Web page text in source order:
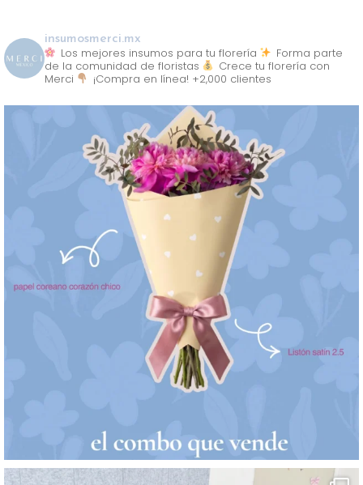
insumosmerci.mx
Los mejores insumos para tu florería
Forma parte
de la comunidad de floristas
Crece tu florería con
Merci
¡Compra en línea! +2,000 clientes